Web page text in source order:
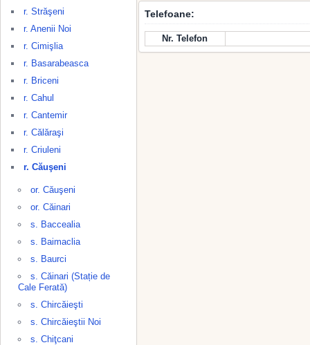
r. Străşeni
r. Anenii Noi
r. Cimişlia
r. Basarabeasca
r. Briceni
r. Cahul
r. Cantemir
r. Călăraşi
r. Criuleni
r. Căuşeni
or. Căuşeni
or. Căinari
s. Baccealia
s. Baimaclia
s. Baurci
s. Căinari (Stație de
Cale Ferată)
s. Chircăieşti
s. Chircăieştii Noi
s. Chiţcani
Telefoane:
Nr. Telefon